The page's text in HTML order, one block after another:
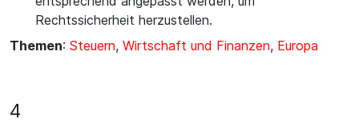
Rechtssicherheit herzustellen.
Themen: Steuern, Wirtschaft und Finanzen, Europa
4